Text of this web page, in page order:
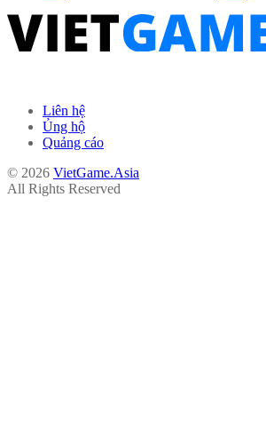
Liên hệ
Ủng hộ
Quảng cáo
© 2026 VietGame.Asia
All Rights Reserved